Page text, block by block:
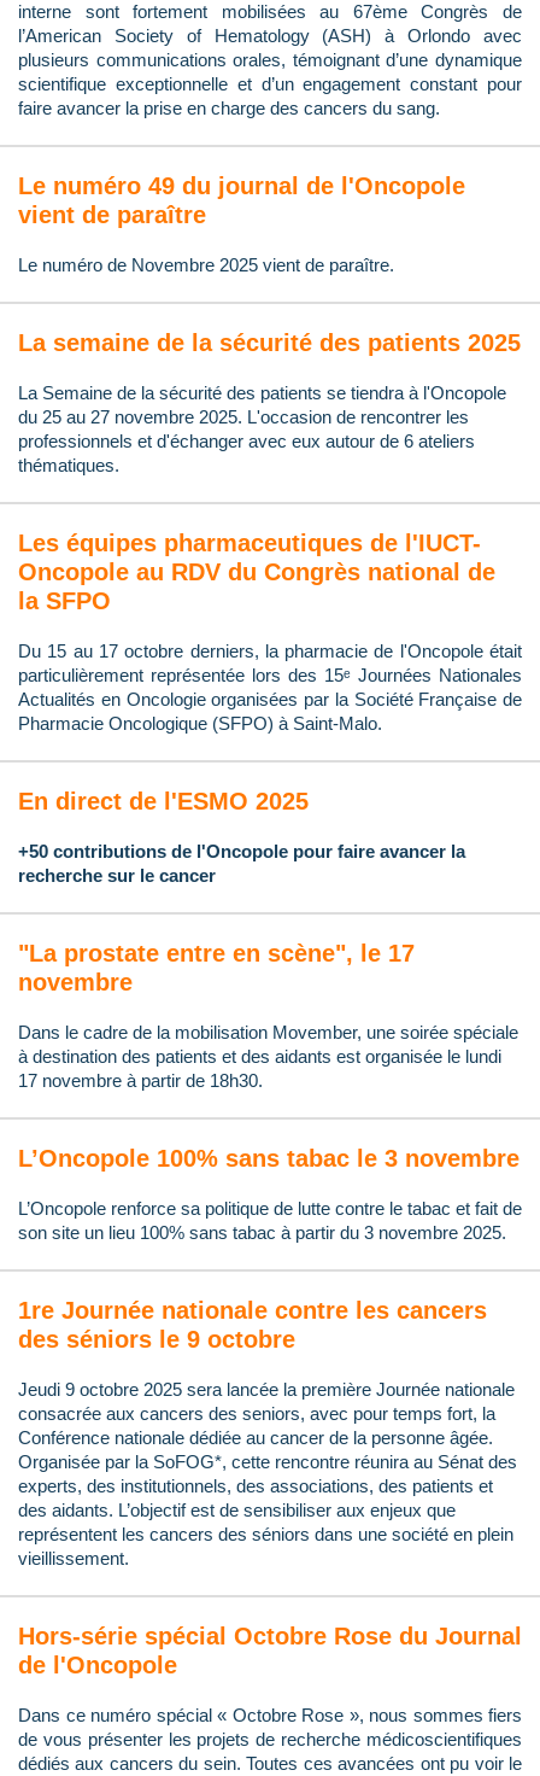
interne sont fortement mobilisées au 67ème Congrès de
l’American Society of Hematology (ASH) à Orlondo avec
plusieurs communications orales, témoignant d’une dynamique
scientifique exceptionnelle et d’un engagement constant pour
faire avancer la prise en charge des cancers du sang.
Le numéro 49 du journal de l'Oncopole
vient de paraître
Le numéro de Novembre 2025 vient de paraître.
La semaine de la sécurité des patients 2025
La Semaine de la sécurité des patients se tiendra à l'Oncopole
du 25 au 27 novembre 2025. L'occasion de rencontrer les
professionnels et d'échanger avec eux autour de 6 ateliers
thématiques.
Les équipes pharmaceutiques de l'IUCT-
Oncopole au RDV du Congrès national de
la SFPO
Du 15 au 17 octobre derniers, la pharmacie de l'Oncopole était
particulièrement représentée lors des 15ᵉ Journées Nationales
Actualités en Oncologie organisées par la Société Française de
Pharmacie Oncologique (SFPO) à Saint-Malo.
En direct de l'ESMO 2025
+50 contributions de l'Oncopole pour faire avancer la
recherche sur le cancer
"La prostate entre en scène", le 17
novembre
Dans le cadre de la mobilisation Movember, une soirée spéciale
à destination des patients et des aidants est organisée le lundi
17 novembre à partir de 18h30.
L’Oncopole 100% sans tabac le 3 novembre
L’Oncopole renforce sa politique de lutte contre le tabac et fait de
son site un lieu 100% sans tabac à partir du 3 novembre 2025.
1re Journée nationale contre les cancers
des séniors le 9 octobre
Jeudi 9 octobre 2025 sera lancée la première Journée nationale
consacrée aux cancers des seniors, avec pour temps fort, la
Conférence nationale dédiée au cancer de la personne âgée.
Organisée par la SoFOG*, cette rencontre réunira au Sénat des
experts, des institutionnels, des associations, des patients et
des aidants. L’objectif est de sensibiliser aux enjeux que
représentent les cancers des séniors dans une société en plein
vieillissement.
Hors-série spécial Octobre Rose du Journal
de l'Oncopole
Dans ce numéro spécial « Octobre Rose », nous sommes fiers
de vous présenter les projets de recherche médicoscientifiques
dédiés aux cancers du sein. Toutes ces avancées ont pu voir le